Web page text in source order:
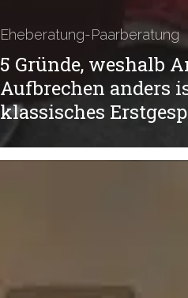
Eheberatung-Paarberatung
5 Gründe, weshalb
Aufbrechen anders
klassisches